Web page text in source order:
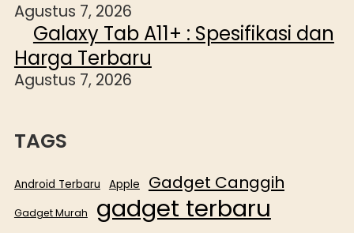
Agustus 7, 2026
Galaxy Tab A11+ : Spesifikasi dan
Harga Terbaru
Agustus 7, 2026
TAGS
Android Terbaru Apple Gadget Canggih
Gadget Murah gadget terbaru